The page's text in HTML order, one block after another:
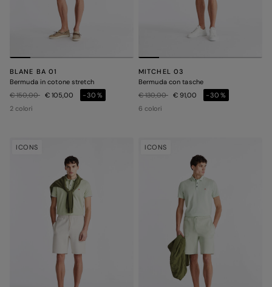
BLANE BA 01
Bermuda in cotone stretch
Prezzo ridotto da
€ 150,00a € 105,00
-30%
2 colori
MITCHEL 03
Bermuda con tasche
Prezzo ridotto da
€ 130,00a € 91,00
-30%
6 colori
ICONS ICONS